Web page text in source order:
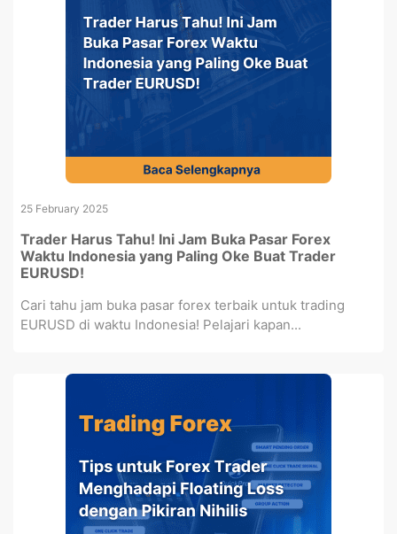
25 February 2025
Trader Harus Tahu! Ini Jam Buka Pasar Forex
Waktu Indonesia yang Paling Oke Buat Trader
EURUSD!
Cari tahu jam buka pasar forex terbaik untuk trading
EURUSD di waktu Indonesia! Pelajari kapan...